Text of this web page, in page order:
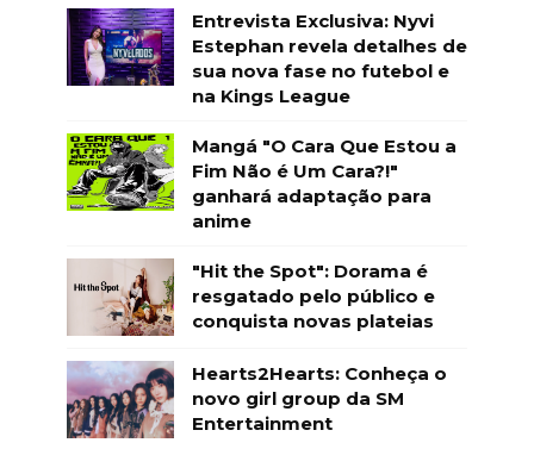
Entrevista Exclusiva: Nyvi
Estephan revela detalhes de
sua nova fase no futebol e
na Kings League
Mangá "O Cara Que Estou a
Fim Não é Um Cara?!"
ganhará adaptação para
anime
"Hit the Spot": Dorama é
resgatado pelo público e
conquista novas plateias
Hearts2Hearts: Conheça o
novo girl group da SM
Entertainment